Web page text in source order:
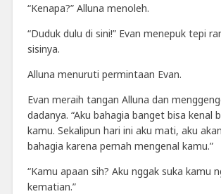
“Kenapa?” Alluna menoleh.
“Duduk dulu di sini!” Evan menepuk tepi
sisinya.
Alluna menuruti permintaan Evan.
Evan meraih tangan Alluna dan
dadanya. “Aku bahagia banget bisa kenal
kamu. Sekalipun hari ini aku mati, aku
bahagia karena pernah mengenal kamu.”
“Kamu apaan sih? Aku nggak suka kamu
kematian.”